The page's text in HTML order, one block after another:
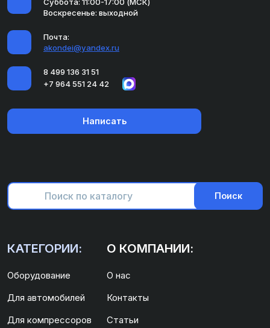
Суббота: 11:00-17:00 (МСК)
Воскресенье: выходной
Почта:
akondei@yandex.ru
8 499 136 31 51
+7 964 551 24 42
Написать
Поиск
КАТЕГОРИИ:
Оборудование
Для автомобилей
Для компрессоров
О КОМПАНИИ:
О нас
Контакты
Статьи